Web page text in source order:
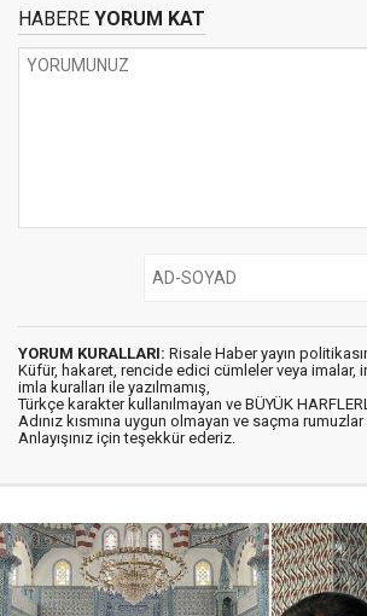
HABERE YORUM KAT
YORUM KURALLARI: Risale Haber yayın
Küfür, hakaret, rencide edici cümleler veya imalar,
imla kuralları ile yazılmamış,
Türkçe karakter kullanılmayan ve BÜYÜK
Adınız kısmına uygun olmayan ve saçma
Anlayışınız için teşekkür ederiz.